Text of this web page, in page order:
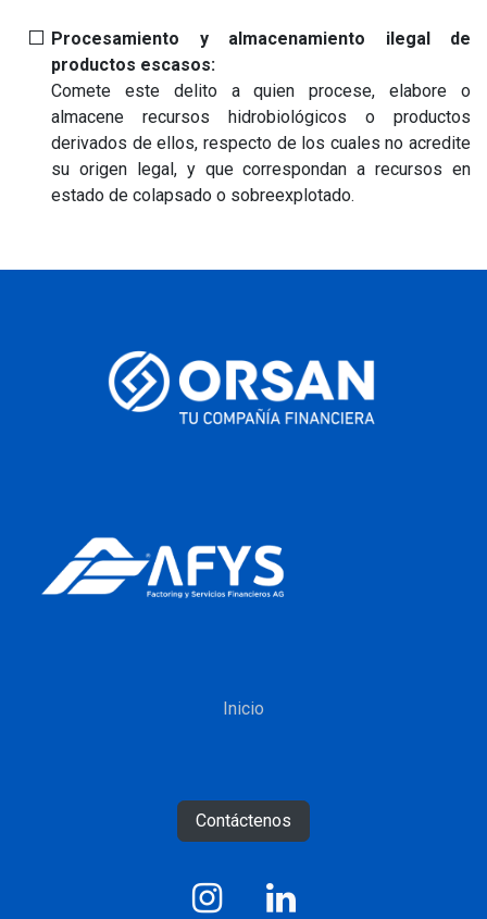
Procesamiento y almacenamiento ilegal de
productos escasos:
Comete este delito a quien procese, elabore o
almacene recursos hidrobiológicos o productos
derivados de ellos, respecto de los cuales no acredite
su origen legal, y que correspondan a recursos en
estado de colapsado o sobreexplotado.
Inicio
Contáctenos